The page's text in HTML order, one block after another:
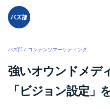
バズ部 / コンテンツマーケティング
強いオウンドメデ
「ビジョン設定」